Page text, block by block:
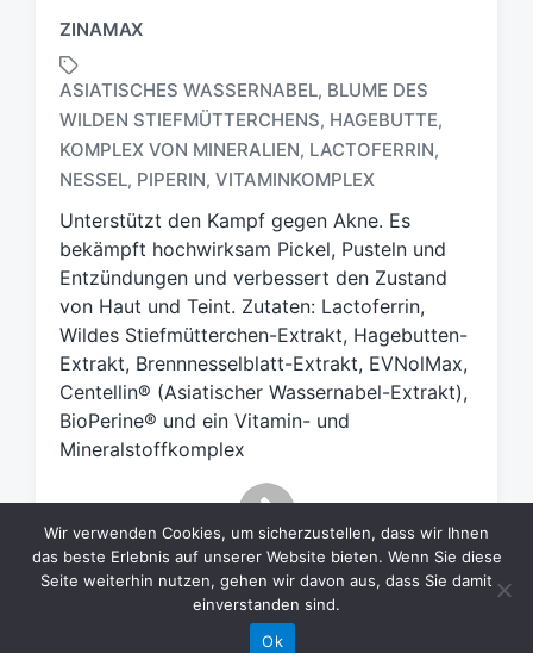
ZINAMAX
c
h
l
g
w
ö
r
t
e
r
ASIATISCHES WASSERNABEL, BLUME DES
WILDEN STIEFMÜTTERCHENS, HAGEBUTTE,
KOMPLEX VON MINERALIEN, LACTOFERRIN,
NESSEL, PIPERIN, VITAMINKOMPLEX
Unterstützt den Kampf gegen Akne. Es
bekämpft hochwirksam Pickel, Pusteln und
Entzündungen und verbessert den Zustand
von Haut und Teint. Zutaten: Lactoferrin,
Wildes Stiefmütterchen-Extrakt, Hagebutten-
Extrakt, Brennnesselblatt-Extrakt, EVNolMax,
Centellin® (Asiatischer Wassernabel-Extrakt),
BioPerine® und ein Vitamin- und
Mineralstoffkomplex
Wir verwenden Cookies, um sicherzustellen, dass wir Ihnen
das beste Erlebnis auf unserer Website bieten. Wenn Sie diese
Seite weiterhin nutzen, gehen wir davon aus, dass Sie damit
einverstanden sind.
Ok